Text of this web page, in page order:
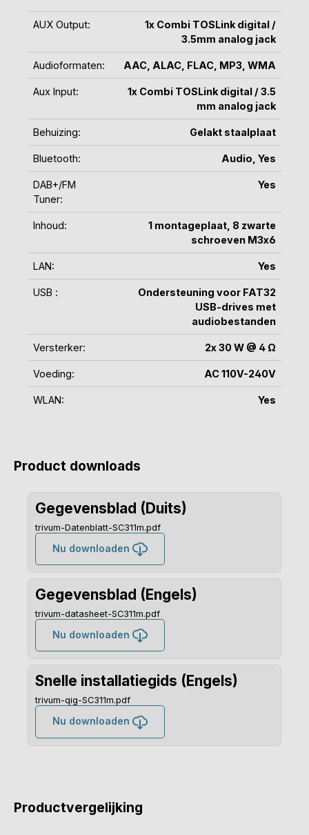
AUX Output:
1x Combi TOSLink digital /
3.5mm analog jack
Audioformaten: AAC , ALAC , FLAC , MP3 , WMA
Aux Input:
1x Combi TOSLink digital / 3.5
mm analog jack
Behuizing: Gelakt staalplaat
Bluetooth: Audio , Yes
DAB+/FM
Tuner:
Yes
Inhoud: 1 montageplaat , 8 zwarte
schroeven M3x6
LAN: Yes
USB :
Ondersteuning voor FAT32
USB-drives met
audiobestanden
Versterker: 2x 30 W @ 4 Ω
Voeding: AC 110V-240V
WLAN: Yes
Product downloads
Gegevensblad (Duits)
trivum-Datenblatt-SC311m.pdf
Nu downloaden
Gegevensblad (Engels)
trivum-datasheet-SC311m.pdf
Nu downloaden
Snelle installatiegids (Engels)
trivum-qig-SC311m.pdf
Nu downloaden
Productvergelijking